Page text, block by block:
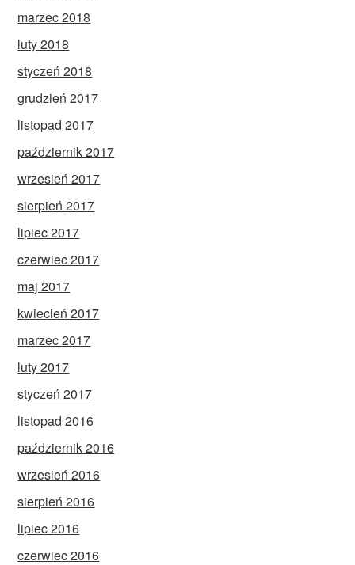
marzec 2018
luty 2018
styczeń 2018
grudzień 2017
listopad 2017
październik 2017
wrzesień 2017
sierpień 2017
lipiec 2017
czerwiec 2017
maj 2017
kwiecień 2017
marzec 2017
luty 2017
styczeń 2017
listopad 2016
październik 2016
wrzesień 2016
sierpień 2016
lipiec 2016
czerwiec 2016